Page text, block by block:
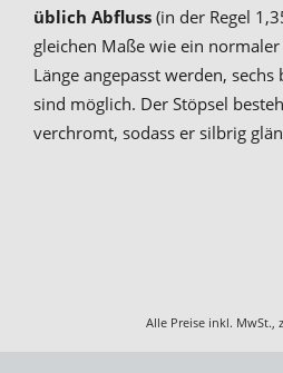
üblich Abfluss (in der Regel
gleichen Maße wie ein
Länge angepasst werden,
sind möglich. Der Stöpsel
verchromt, sodass er silbrig
Alle Preise inkl. MwSt.,